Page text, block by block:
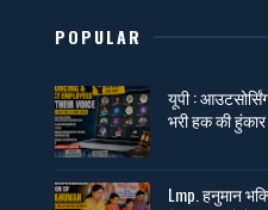
POPULAR
यूपी :
भरी हक की हुंकार
Lmp. हनुमान